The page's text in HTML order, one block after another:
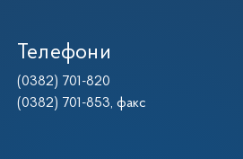
Телефони
(0382) 701-820
(0382) 701-853, факс